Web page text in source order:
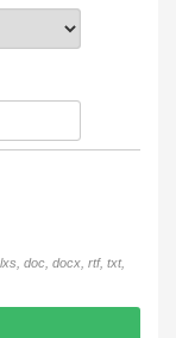
doc, docx, rtf, txt,